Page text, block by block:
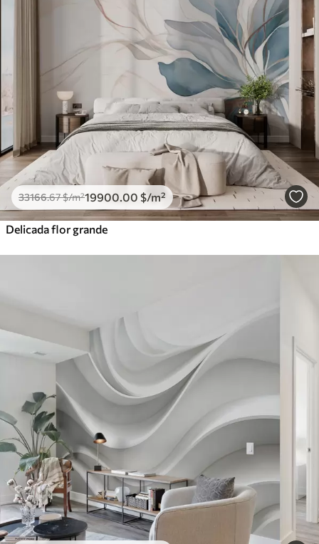
33166.67$/m²19900 .00 $/m²
Delicada flor grande